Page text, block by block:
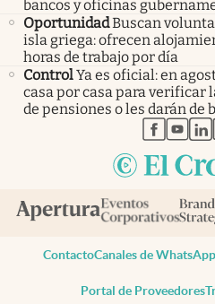
bancos y oficinas
OportunidadBuscan
isla griega: ofrecen
horas de trabajo por día
ControlYa es oficial: en
casa por casa para verificar
de pensiones o les darán de
abre en
ContactoCanales de WhatsApp
Portal de Proveedores